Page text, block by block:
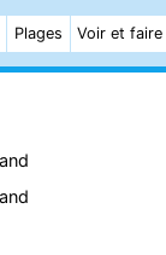
Plages Voir et faire